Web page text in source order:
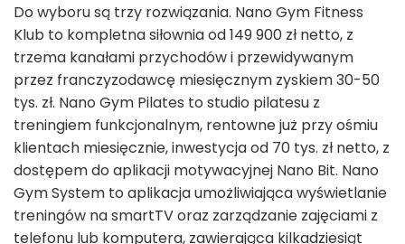
Do wyboru są trzy rozwiązania. Nano Gym Fitness
Klub to kompletna siłownia od 149 900 zł netto, z
trzema kanałami przychodów i przewidywanym
przez franczyzodawcę miesięcznym zyskiem 30-50
tys. zł. Nano Gym Pilates to studio pilatesu z
treningiem funkcjonalnym, rentowne już przy ośmiu
klientach miesięcznie, inwestycja od 70 tys. zł netto, z
dostępem do aplikacji motywacyjnej Nano Bit. Nano
Gym System to aplikacja umożliwiająca wyświetlanie
treningów na smartTV oraz zarządzanie zajęciami z
telefonu lub komputera, zawierająca kilkadziesiąt